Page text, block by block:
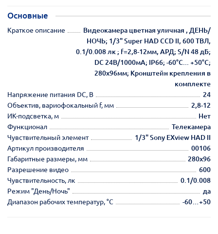
Основные
Краткое описание
Видеокамера цветная уличная , ДЕНЬ/
НОЧЬ; 1/3" Super HAD CCD II, 600 ТВЛ,
0.1/0.008 лк ; f=2,8-12мм, АРД; S/N 48 дБ;
DC 24В/1000мА; IP66; -60°C... +50°C;
280х96мм; Кронштейн крепления в
комплекте
Напряжение питания DC, В
24
Объектив, вариофокальный f, мм
2,8-12
ИК-подсветка, м
Нет
Функционал
Телекамера
Чувствительный элемент
1/3" Sony EXview HAD II
Артикул производителя
00106
Габаритные размеры, мм
280х96
Разрешение видео
600
Чувствительность, лк
0.1/0.008
Режим "День/Ночь"
да
Диапазон рабочих температур, °С
-60…+50